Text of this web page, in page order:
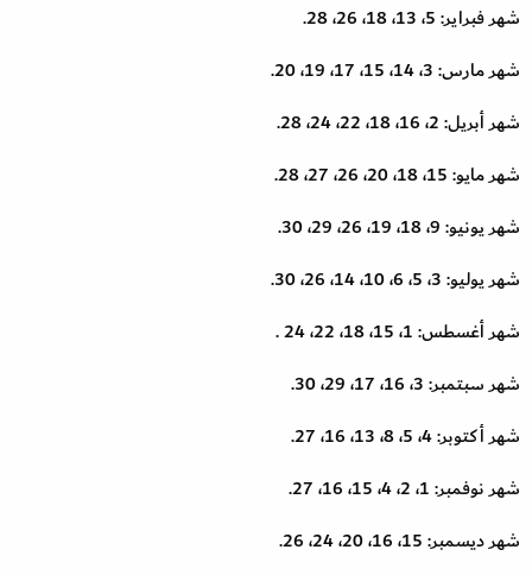
شهر فبراير: 5، 13، 18، 26، 28.
شهر مارس: 3، 14، 15، 17، 19، 20.
شهر أبريل: 2، 16، 18، 22، 24، 28.
شهر مايو: 15، 18، 20، 26، 27، 28.
شهر يونيو: 9، 18، 19، 26، 29، 30.
شهر يوليو: 3، 5، 6، 10، 14، 26، 30.
شهر أغسطس: 1، 15، 18، 22، 24 .
شهر سبتمبر: 3، 16، 17، 29، 30.
شهر أكتوبر: 4، 5، 8، 13، 16، 27.
شهر نوفمبر: 1، 2، 4، 15، 16، 27.
شهر ديسمبر: 15، 16، 20، 24، 26.